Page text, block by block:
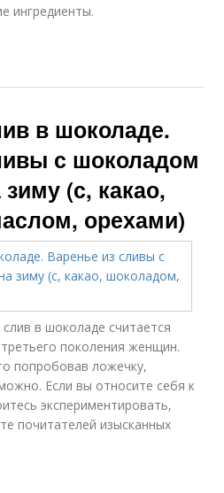
ингредиенты.
в шоколаде.
с шоколадом
(с, какао,
орехами)
в шоколаде считается
поколения женщин.
попробовав ложечку,
Если вы относите себя к
экспериментировать,
почитателей изысканных